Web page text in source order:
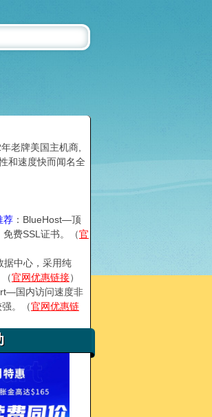
老牌美国主机商,
和速度快而闻名全
荐：BlueHost—顶
费SSL证书。（官
中心，采用纯
官网优惠链接）
国内访问速度非
。（官网优惠链